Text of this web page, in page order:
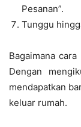
Pesanan”.
Tunggu
Bagaimana
Dengan
mendapatkan
keluar rumah.